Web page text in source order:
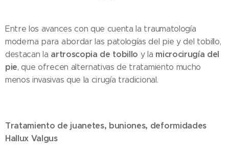
Entre los avances con que cuenta la traumatología
moderna para abordar las patologías del pie y del tobillo,
destacan la artroscopia de tobillo y la microcirugía del
pie, que ofrecen alternativas de tratamiento mucho
menos invasivas que la cirugía tradicional.
Tratamiento de juanetes, buniones, deformidades
Hallux Valgus